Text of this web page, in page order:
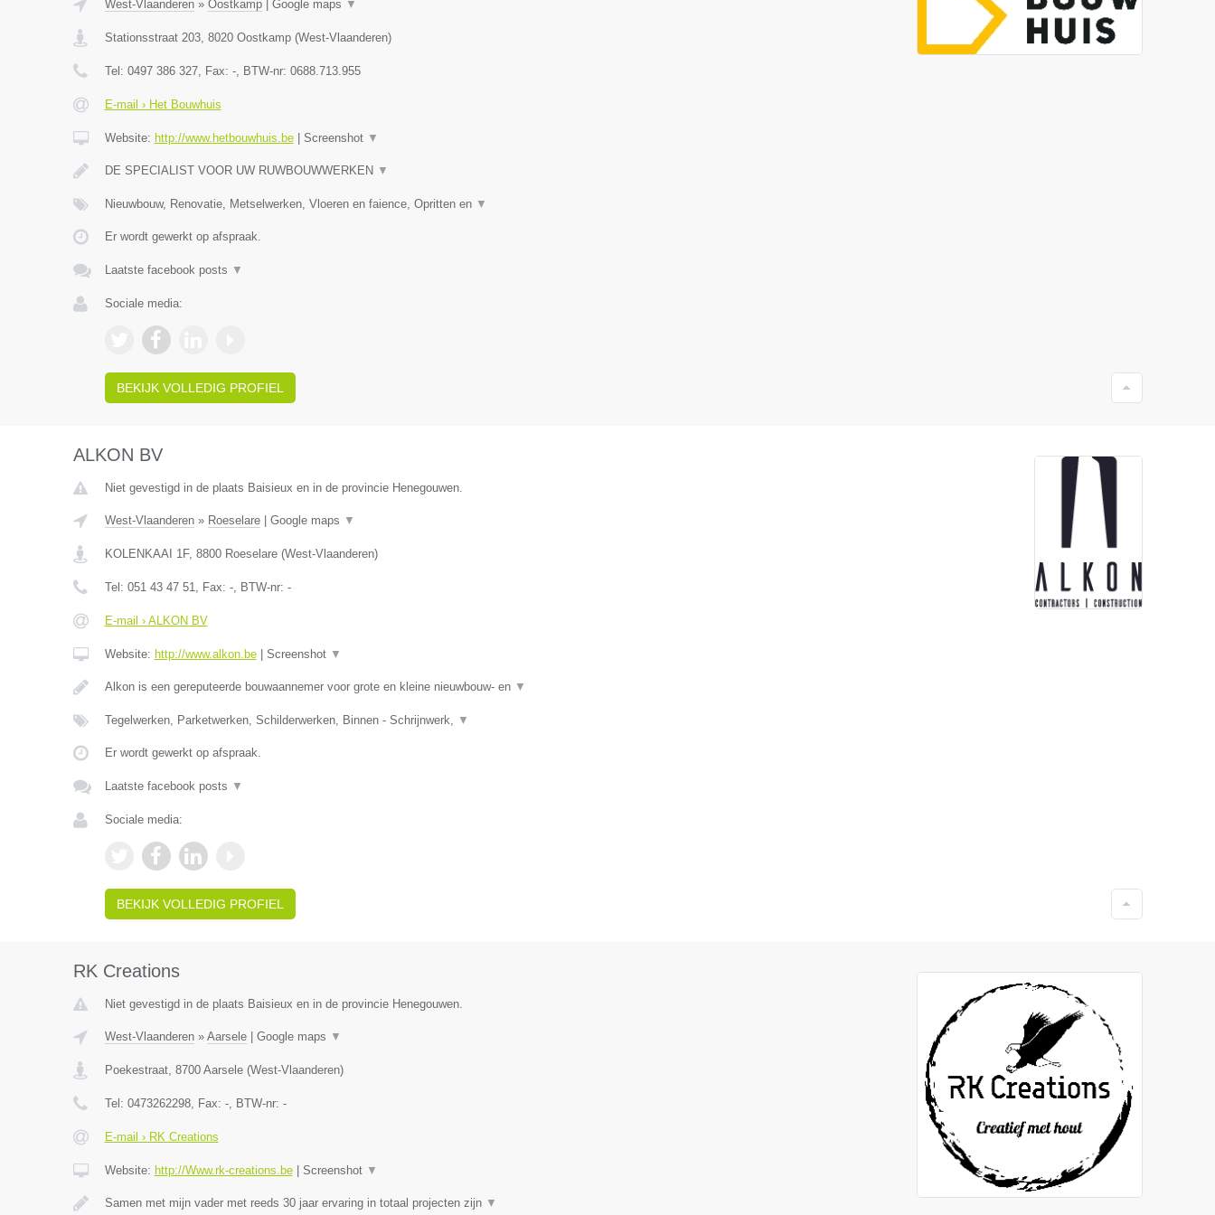
West-Vlaanderen» Oostkamp| Google maps ▼
Stationsstraat 203, 8020 Oostkamp(West-Vlaanderen)
Tel: 0497 386 327, Fax: -, BTW-nr: 0688.713.955
E-mail › Het Bouwhuis
Website: http://www.hetbouwhuis.be| Screenshot ▼
DE SPECIALIST VOOR UW RUWBOUWWERKEN ▼
Nieuwbouw, Renovatie, Metselwerken, Vloeren en faience, Opritten en ▼
Er wordt gewerkt op afspraak.
Laatste facebook posts ▼
Sociale media:
BEKIJK VOLLEDIG PROFIEL
ALKON BV
Niet gevestigd in de plaats Baisieux en in de provincie Henegouwen.
West-Vlaanderen» Roeselare| Google maps ▼
KOLENKAAI 1F, 8800 Roeselare(West-Vlaanderen)
Tel: 051 43 47 51, Fax: -, BTW-nr: -
E-mail › ALKON BV
Website: http://www.alkon.be| Screenshot ▼
Alkon is een gereputeerde bouwaannemer voor grote en kleine nieuwbouw- en ▼
Tegelwerken, Parketwerken, Schilderwerken, Binnen - Schrijnwerk, ▼
Er wordt gewerkt op afspraak.
Laatste facebook posts ▼
Sociale media:
BEKIJK VOLLEDIG PROFIEL
RK Creations
Niet gevestigd in de plaats Baisieux en in de provincie Henegouwen.
West-Vlaanderen» Aarsele| Google maps ▼
Poekestraat, 8700 Aarsele(West-Vlaanderen)
Tel: 0473262298, Fax: -, BTW-nr: -
E-mail › RK Creations
Website: http://Www.rk-creations.be| Screenshot ▼
Samen met mijn vader met reeds 30 jaar ervaring in totaal projecten zijn ▼